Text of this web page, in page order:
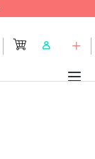
User